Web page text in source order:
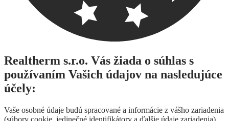
Realtherm s.r.o. Vás žiada o súhlas s
používaním Vašich údajov na nasledujúce
účely:
Vaše osobné údaje budú spracované a informácie z vášho zariadenia
(súbory cookie, jedinečné identifikátory a ďalšie údaje zariadenia)